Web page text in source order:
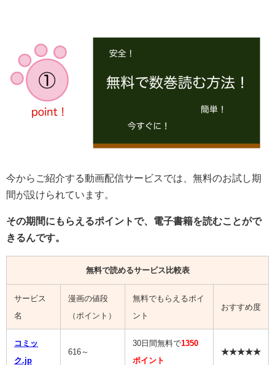
今からご紹介する動画配信サービスでは、無料のお試し期
間が設けられています。
その期間にもらえるポイントで、電子書籍を読むことがで
きるんです。
無料で読めるサービス比較表
サービス
名
漫画の値段
（ポイント）
無料でもらえるポイ
ント
おすすめ度
コミッ
ク.jp
616～
30日間無料で1350
ポイント
★★★★★